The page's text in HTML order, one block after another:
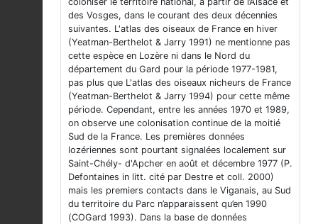
des Vosges, dans le courant des deux décennies
suivantes. L'atlas des oiseaux de France en hiver
(Yeatman-Berthelot & Jarry 1991) ne mentionne pas
cette espèce en Lozère ni dans le Nord du
département du Gard pour la période 1977-1981,
pas plus que L'atlas des oiseaux nicheurs de France
(Yeatman-Berthelot & Jarry 1994) pour cette même
période. Cependant, entre les années 1970 et 1989,
on observe une colonisation continue de la moitié
Sud de la France. Les premières données
lozériennes sont pourtant signalées localement sur
Saint-Chély- d'Apcher en août et décembre 1977 (P.
Defontaines in litt. cité par Destre et coll. 2000)
mais les premiers contacts dans le Viganais, au Sud
du territoire du Parc n’apparaissent qu’en 1990
(COGard 1993). Dans la base de données